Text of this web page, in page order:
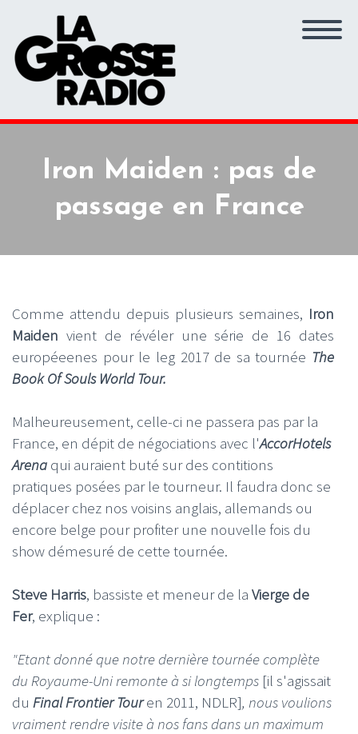
Iron Maiden : pas de
passage en France
Comme attendu depuis plusieurs semaines, Iron
Maiden vient de révéler une série de 16 dates
européeenes pour le leg 2017 de sa tournée The
Book Of Souls World Tour.
Malheureusement, celle-ci ne passera pas par la
France, en dépit de négociations avec l'AccorHotels
Arena qui auraient buté sur des contitions
pratiques posées par le tourneur. Il faudra donc se
déplacer chez nos voisins anglais, allemands ou
encore belge pour profiter une nouvelle fois du
show démesuré de cette tournée.
Steve Harris, bassiste et meneur de la Vierge de
Fer, explique :
"Etant donné que notre dernière tournée complète
du Royaume-Uni remonte à si longtemps [il s'agissait
du Final Frontier Touren 2011, NDLR], nous voulions
vraiment rendre visite à nos fans dans un maximum